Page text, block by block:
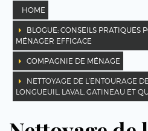
HOME
BLOGUE: CONSEILS PRATIQUES
MÉNAGER EFFICACE
COMPAGNIE DE MÉNAGE
NETTOYAGE DE L’ENTOURAGE
LONGUEUIL, LAVAL, GATINEAU ET